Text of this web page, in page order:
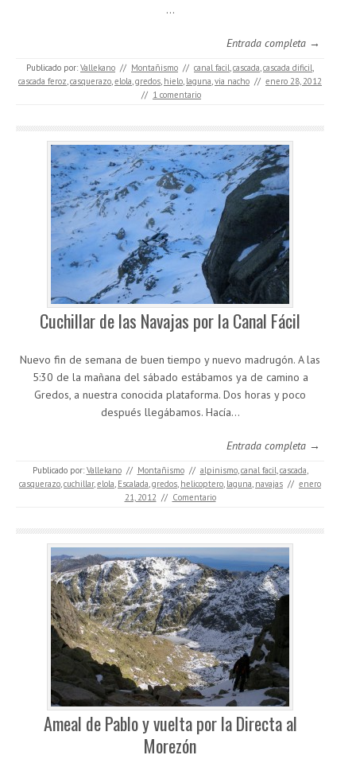
…
Entrada completa →
Publicado por: Vallekano // Montañismo // canal facil,cascada,cascada dificil,
cascada feroz,casquerazo,elola,gredos, hielo, laguna,via nacho // enero 28, 2012
// 1 comentario
Cuchillar de las Navajas por la Canal Fácil
Nuevo fin de semana de buen tiempo y nuevo madrugón. A las
5:30 de la mañana del sábado estábamos ya de camino a
Gredos, a nuestra conocida plataforma. Dos horas y poco
después llegábamos. Hacía…
Entrada completa →
Publicado por: Vallekano // Montañismo // alpinismo,canal facil,cascada,
casquerazo,cuchillar,elola, Escalada,gredos, helicoptero, laguna, navajas // enero
21, 2012 // Comentario
Ameal de Pablo y vuelta por la Directa al
Morezón